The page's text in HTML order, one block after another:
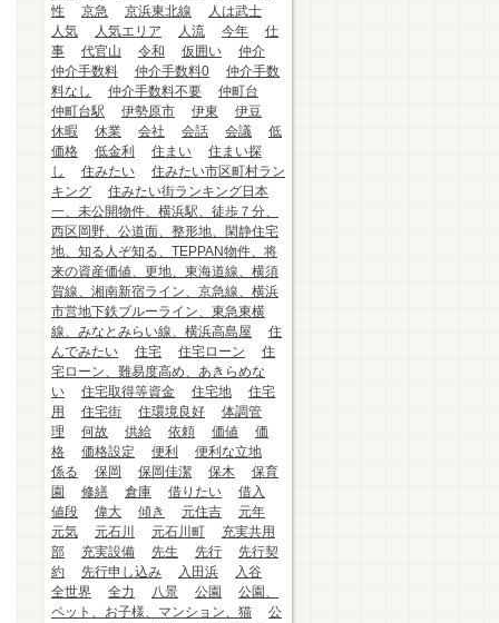
性
京急 京浜東北線
人は武士
人気
人気エリア 人流 今年
仕
事
代官山 令和 仮囲い
仲介
仲介手数料
仲介手数料0
仲介手数
料なし
仲介手数料不要
仲町台
仲町台駅
伊勢原市 伊東
伊豆
休暇
休業 会社 会話 会議
低
価格
低金利 住まい
住まい探
し
住みたい
住みたい市区町村ラン
キング
住みたい街ランキング日本
一、未公開物件、横浜駅、徒歩７分、
西区岡野、公道面、整形地、閑静住宅
地、知る人ぞ知る、TEPPAN物件、将
来の資産価値、更地、東海道線、横須
賀線、湘南新宿ライン、京急線、横浜
市営地下鉄ブルーライン、東急東横
線、みなとみらい線、横浜高島屋
住
んでみたい
住宅 住宅ローン
住
宅ローン、難易度高め、あきらめな
い
住宅取得等資金 住宅地
住宅
用
住宅街 住環境良好
体調管
理
何故 供給 依頼 価値
価
格
価格設定 便利
便利な立地
係る
保岡 保岡佳潔 保木
保育
園
修繕 倉庫 借りたい
借入
値段
偉大 傾き 元住吉
元年
元気
元石川 元石川町
充実共用
部
充実設備 先生 先行
先行契
約
先行申し込み 入田浜
入谷
全世界
全力 八景 公園
公園、
ペット、お子様、マンション、猫
公